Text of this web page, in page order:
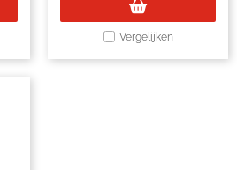
Vergelijken